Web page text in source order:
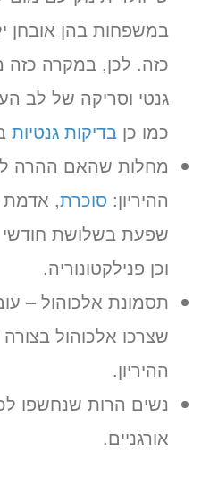
במשפחות בהן אובחן
כזה. לכן, במקרה כזה
גנטי וסריקה של לב
כמו כן בדיקות גנטיות
מחלות שהאם ההרה
ההיריון: סוכרת
שפעת בשלושת חודשי
וכן פנילקטונוריה.
תסמונת אלכוהול –
שצרכו אלכוהול
ההיריון.
נשים הרות שנחשפו
אורגניים.